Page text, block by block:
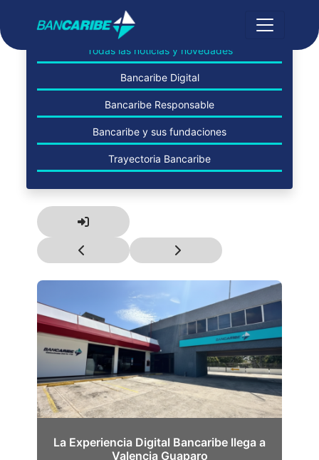
Todas las noticias y novedades
Bancaribe Digital
Bancaribe Responsable
Bancaribe y sus fundaciones
Trayectoria Bancaribe
La Experiencia Digital Bancaribe llega a
Valencia Guaparo